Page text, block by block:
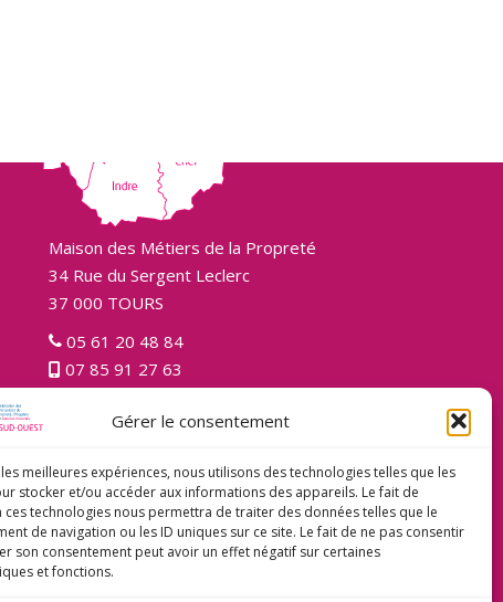
Gérer le consentement
meilleures expériences, nous utilisons des technologies telles que les
stocker et/ou accéder aux informations des appareils. Le fait de
ces technologies nous permettra de traiter des données telles que le
de navigation ou les ID uniques sur ce site. Le fait de ne pas consentir
son consentement peut avoir un effet négatif sur certaines
et fonctions.
Maison des Métiers de la Propreté
34 Rue du Sergent Leclerc
37 000 TOURS
05 61 20 48 84
07 85 91 27 63